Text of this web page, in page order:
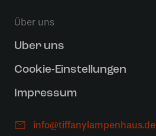
Über uns
Uber uns
Cookie-Einstellungen
Impressum
info@tiffanylampenhaus.de